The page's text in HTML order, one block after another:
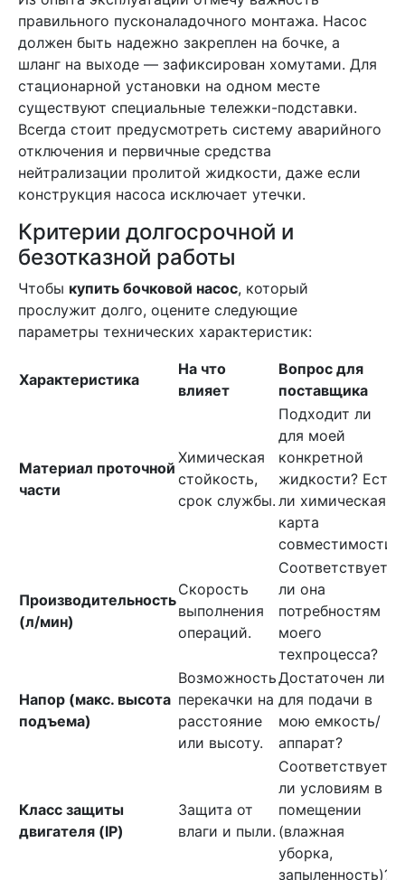
правильного пусконаладочного монтажа. Насос
должен быть надежно закреплен на бочке, а
шланг на выходе — зафиксирован хомутами. Для
стационарной установки на одном месте
существуют специальные тележки-подставки.
Всегда стоит предусмотреть систему аварийного
отключения и первичные средства
нейтрализации пролитой жидкости, даже если
конструкция насоса исключает утечки.
Критерии долгосрочной и
безотказной работы
Чтобы купить бочковой насос, который
прослужит долго, оцените следующие
параметры технических характеристик:
Характеристика
На что
влияет
Вопрос для
поставщика
Материал проточной
части
Химическая
стойкость,
срок службы.
Подходит ли
для моей
конкретной
жидкости? Есть
ли химическая
карта
совместимости?
Производительность
(л/мин)
Скорость
выполнения
операций.
Соответствует
ли она
потребностям
моего
техпроцесса?
Напор (макс. высота
подъема)
Возможность
перекачки на
расстояние
или высоту.
Достаточен ли
для подачи в
мою емкость/
аппарат?
Класс защиты
двигателя (IP)
Защита от
влаги и пыли.
Соответствует
ли условиям в
помещении
(влажная
уборка,
запыленность)?